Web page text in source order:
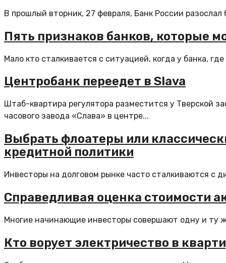
В прошлый вторник, 27 февраля, Банк России
Пять признаков банков, которые
Мало кто сталкивается с ситуацией, когда у банка,
Центробанк переедет в Slava
Штаб-квартира регулятора разместится у Тверской
часового завода «Слава» в центре...
Выбрать флоатеры или
кредитной политики
Инвесторы на долговом рынке часто сталкиваются с
Справедливая оценка стоимости
Многие начинающие инвесторы совершают одну и ту
Кто ворует электричество в